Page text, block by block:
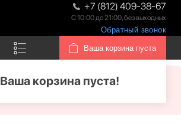
+7 (812) 409-38-67
С 10:00 до 21:00, без выходных
Обратный звонок
Ваша корзина пуста
Ваша корзина пуста!